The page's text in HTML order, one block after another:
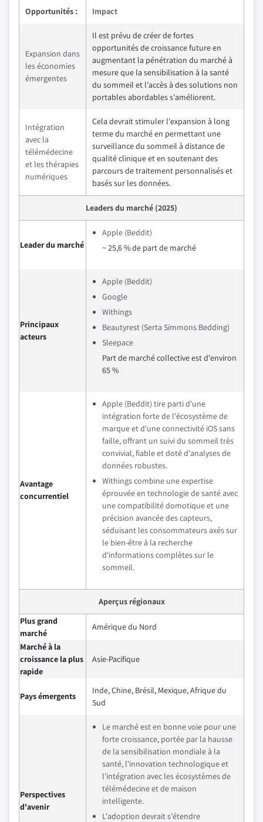
Opportunités : Impact
Expansion dans
les économies
émergentes
Il est prévu de créer de fortes
opportunités de croissance future en
augmentant la pénétration du marché à
mesure que la sensibilisation à la santé
du sommeil et l'accès à des solutions non
portables abordables s'améliorent.
Intégration
avec la
télémédecine
et les thérapies
numériques
Cela devrait stimuler l'expansion à long
terme du marché en permettant une
surveillance du sommeil à distance de
qualité clinique et en soutenant des
parcours de traitement personnalisés et
basés sur les données.
Leaders du marché (2025)
Leader du marché
Apple (Beddit)
~ 25,6 % de part de marché
Principaux
acteurs
Apple (Beddit)
Google
Withings
Beautyrest (Serta Simmons Bedding)
Sleepace
Part de marché collective est d'environ
65 %
Avantage
concurrentiel
Apple (Beddit) tire parti d'une
intégration forte de l'écosystème de
marque et d'une connectivité iOS sans
faille, offrant un suivi du sommeil très
convivial, fiable et doté d'analyses de
données robustes.
Withings combine une expertise
éprouvée en technologie de santé avec
une compatibilité domotique et une
précision avancée des capteurs,
séduisant les consommateurs axés sur
le bien-être à la recherche
d'informations complètes sur le
sommeil.
Aperçus régionaux
Plus grand
marché
Amérique du Nord
Marché à la
croissance la plus
rapide
Asie-Pacifique
Pays émergents
Inde, Chine, Brésil, Mexique, Afrique du
Sud
Perspectives
d'avenir
Le marché est en bonne voie pour une
forte croissance, portée par la hausse
de la sensibilisation mondiale à la
santé, l'innovation technologique et
l'intégration avec les écosystèmes de
télémédecine et de maison
intelligente.
L'adoption devrait s'étendre